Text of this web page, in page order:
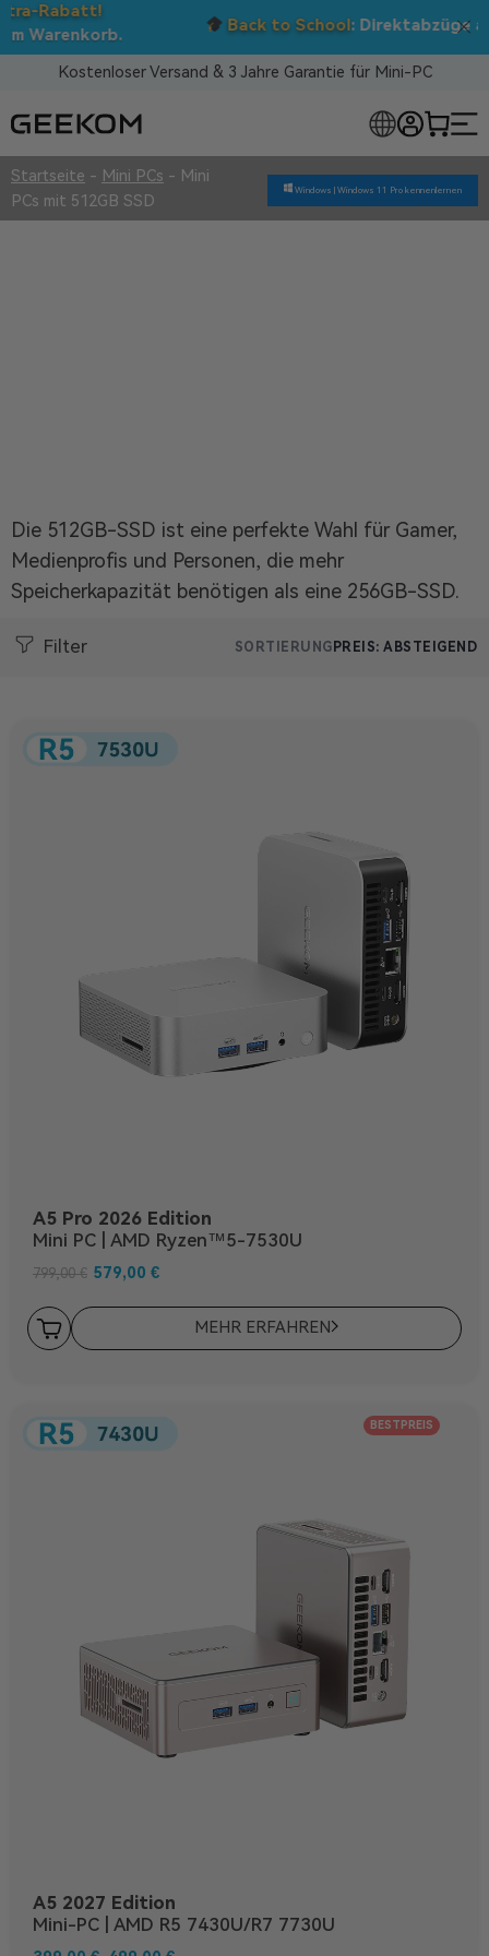
Back to School : Direktabzüge aufALLEMini-PCs!
Kostenloser Versand & 3 Jahre Garantie für Mini-PC
Startseite - Mini PCs - Mini
PCs mit 512GB SSD
Windows | Windows 11 Pro kennenlernen
Die 512GB-SSD ist eine perfekte Wahl für Gamer,
Medienprofis und Personen, die mehr
Speicherkapazität benötigen als eine 256GB-SSD.
Filter SORTIERUNG PREIS: ABSTEIGEND
A5 Pro 2026 Edition
Mini PC | AMD Ryzen™5-7530U
799,00€ 579,00 €
MEHR ERFAHREN
BESTPREIS
A5 2027 Edition
Mini-PC | AMD R5 7430U/R7 7730U
MINI-PCS